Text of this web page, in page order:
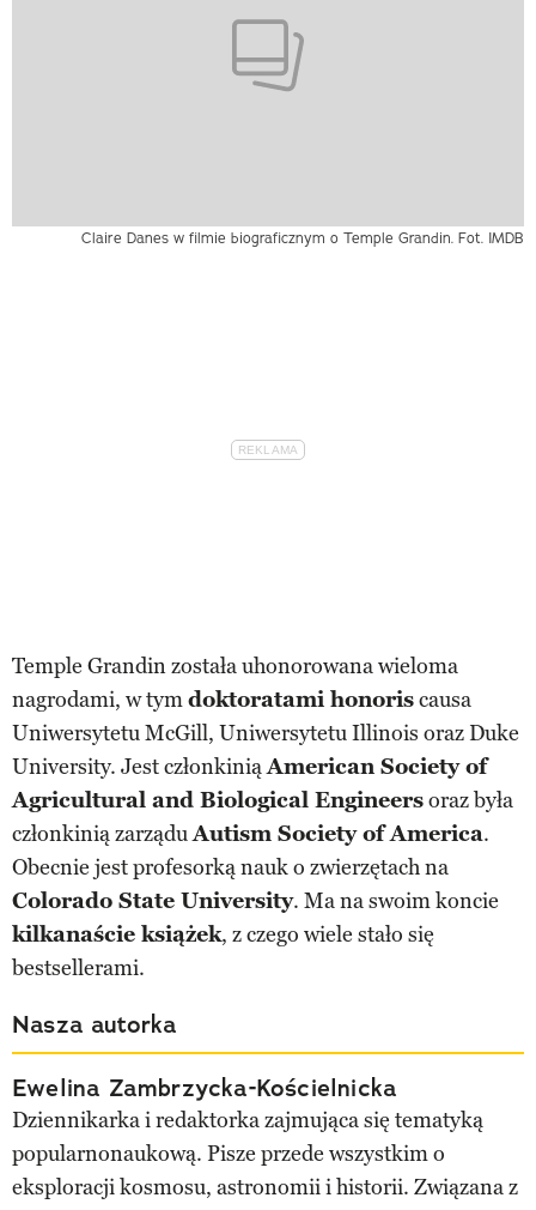
Claire Danes w filmie biograficznym o Temple Grandin. Fot. IMDB
Temple Grandin została uhonorowana wieloma
nagrodami, w tymdoktoratami honoriscausa
Uniwersytetu McGill, Uniwersytetu Illinois oraz Duke
University. Jest członkiniąAmerican Society of
Agricultural and Biological Engineersoraz była
członkinią zarząduAutism Society of America.
Obecnie jest profesorką nauk o zwierzętach na
Colorado State University. Ma na swoim koncie
kilkanaście książek, z czego wiele stało się
bestsellerami.
Nasza autorka
Ewelina Zambrzycka-Kościelnicka
Dziennikarka i redaktorka zajmująca się tematyką
popularnonaukową. Pisze przede wszystkim o
eksploracji kosmosu, astronomii i historii. Związana z